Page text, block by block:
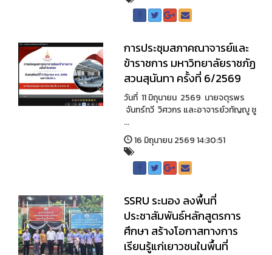
การประชุมสภาคณาจารย์และ
ข้าราชการ มหาวิทยาลัยราชภัฏ
สวนสุนันทา ครั้งที่ 6/2569
วันที่ 11 มิถุนายน 2569 นายจตุรพร
จันทร์ทวี วิศวกร และอาจารย์วทัญญู ชู
...
16 มิถุนายน 2569 14:30:51
SSRU ระนอง ลงพื้นที่
ประชาสัมพันธ์หลักสูตรการ
ศึกษา สร้างโอกาสทางการ
เรียนรู้แก่เยาวชนในพื้นที่